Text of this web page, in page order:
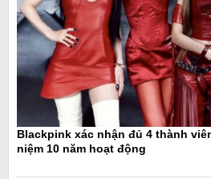
Blackpink xác nhận đủ 4 thành
niệm 10 năm hoạt động